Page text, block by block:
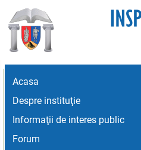
Acasa
Despre instituţie
Informaţii de interes public
Forum